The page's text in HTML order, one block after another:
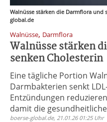
Walnüsse stärken die Darmflora und
global.de
Walnüsse, Darmflora
Walnüsse stärken
senken Cholesterin
Eine tägliche Portion
Darmbakterien senkt
Entzündungen
damit die
boerse-global.de, 21.01.26 01:25 Uhr